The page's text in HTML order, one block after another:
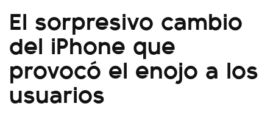
El sorpresivo cambio
del iPhone que
provocó el enojo a los
usuarios